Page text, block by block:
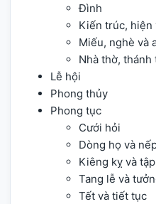
Đình
Kiến trúc, hiện
Miếu, nghè và
Nhà thờ, thánh
Lễ hội
Phong thủy
Phong tục
Cưới hỏi
Dòng họ và
Kiêng kỵ và
Tang lễ và
Tết và tiết tục